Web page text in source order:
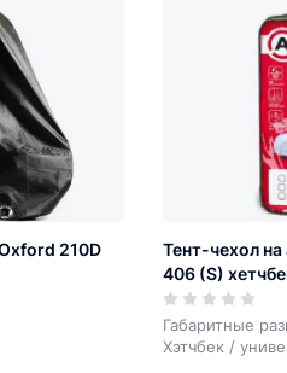
210D
Тент-чехол
406 (S)
Габаритные
Хэтчбек /